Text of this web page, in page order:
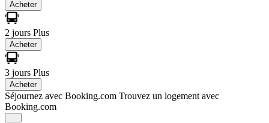
Acheter
2 jours Plus
Acheter
3 jours Plus
Acheter
Séjournez avec Booking.com Trouvez un logement avec
Booking.com